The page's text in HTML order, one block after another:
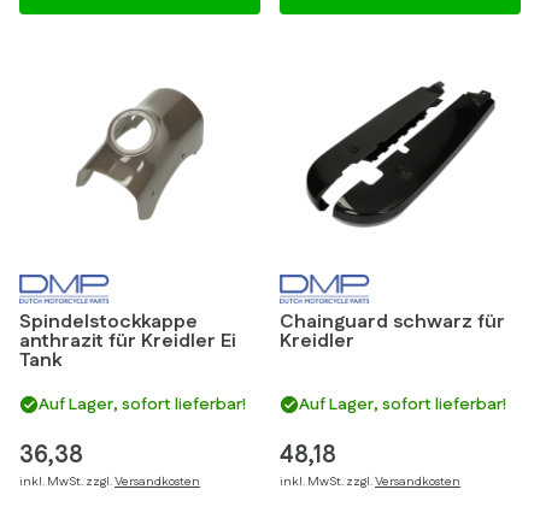
Spindelstockkappe
anthrazit für Kreidler Ei
Tank
Auf Lager, sofort lieferbar!
36,38
inkl. MwSt. zzgl.Versandkosten
Chainguard schwarz für
Kreidler
Auf Lager, sofort lieferbar!
48,18
inkl. MwSt. zzgl.Versandkosten